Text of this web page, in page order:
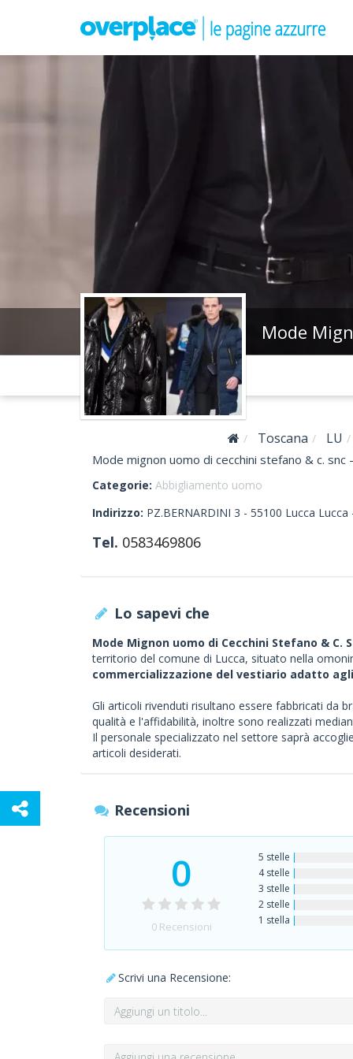
Mode
Toscana LU
Mode mignon uomo di cecchini stefano & c. snc
Categorie: Abbigliamento uomo
Indirizzo: PZ.BERNARDINI 3 - 55100 Lucca
Tel. 0583469806
Lo sapevi che
Mode Mignon uomo di Cecchini Stefano & C.
territorio del comune di Lucca, situato nella
commercializzazione del vestiario adatto
Gli articoli rivenduti risultano essere fabbricati da
qualità e l'affidabilità, inoltre sono realizzati
Il personale specializzato nel settore saprà
articoli desiderati.
Recensioni
0
0Recensioni
5 stelle
4 stelle
3 stelle
2 stelle
1 stella
Scrivi una Recensione: